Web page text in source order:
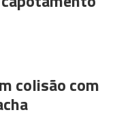
colisão com